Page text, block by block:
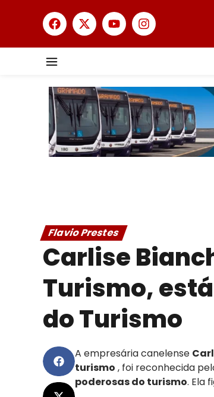
Flavio Prestes
Carlise
Turismo,
do Turismo
A empresária canelense
turismo , foi reconhecida
poderosas do turismo. Ela